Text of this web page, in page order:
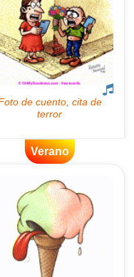
Verano